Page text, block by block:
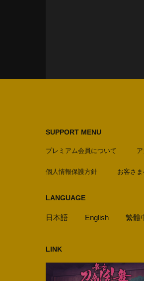
SUPPORT MENU
プレミアム会員について
個人情報保護方針 お客さ
LANGUAGE
日本語 English 繁體
LINK